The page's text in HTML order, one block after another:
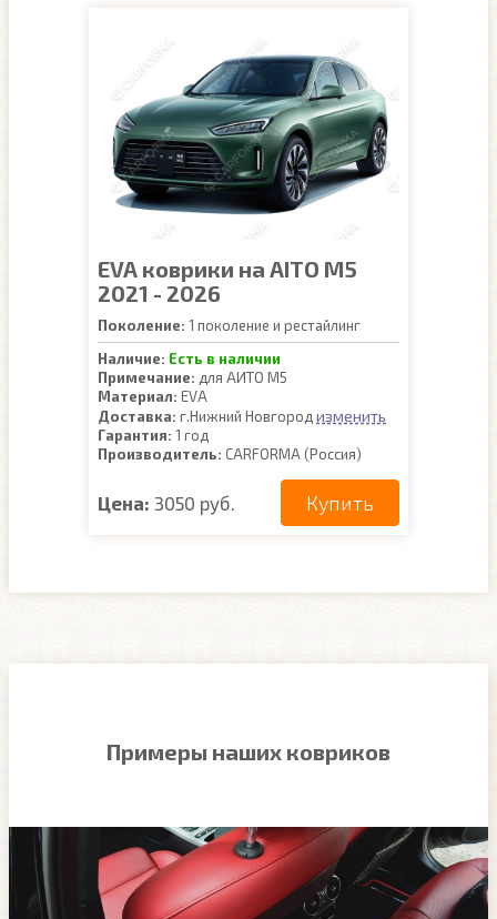
EVA коврики на AITO M5
2021 - 2026
Поколение: 1 поколение и рестайлинг
Наличие: Есть в наличии
Примечание: для АИТО М5
Материал: EVA
Доставка: г.Нижний Новгород изменить
Гарантия: 1 год
Производитель: CARFORMA (Россия)
Цена: 3050 руб. Купить
Примеры наших ковриков